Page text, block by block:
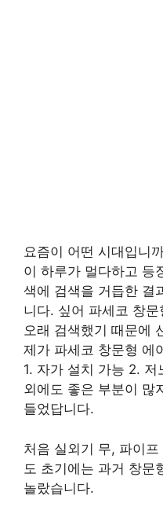
요즘이 어떤 시대입니
이 하루가 멀다하고 등
색에 검색을 거듭한 결
니다. 싶어 파세코 창문
오래 검색했기 때문에
제가 파세코 창문형 에
1. 자가 설치 가능 2.
외에도 좋은 부분이 많
들었답니다.
처음 실외기 무, 파이
도 초기에는 과거 창문
놀랐습니다.